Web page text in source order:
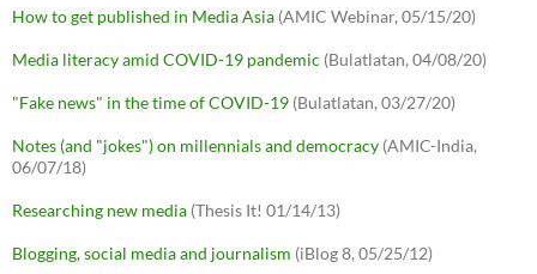
How to get published in Media Asia (AMIC Webinar, 05/15/20)
Media literacy amid COVID-19 pandemic (Bulatlatan, 04/08/20)
"Fake news" in the time of COVID-19 (Bulatlatan, 03/27/20)
Notes (and "jokes") on millennials and democracy (AMIC-India,
06/07/18)
Researching new media (Thesis It! 01/14/13)
Blogging, social media and journalism (iBlog 8, 05/25/12)